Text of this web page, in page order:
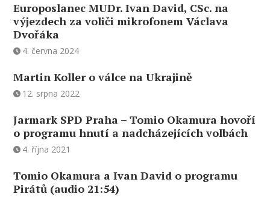
Europoslanec MUDr. Ivan David, CSc. na
výjezdech za voliči mikrofonem Václava
Dvořáka
4. června 2024
Martin Koller o válce na Ukrajině
12. srpna 2022
Jarmark SPD Praha – Tomio Okamura hovoří
o programu hnutí a nadcházejících volbách
4. října 2021
Tomio Okamura a Ivan David o programu
Pirátů (audio 21:54)